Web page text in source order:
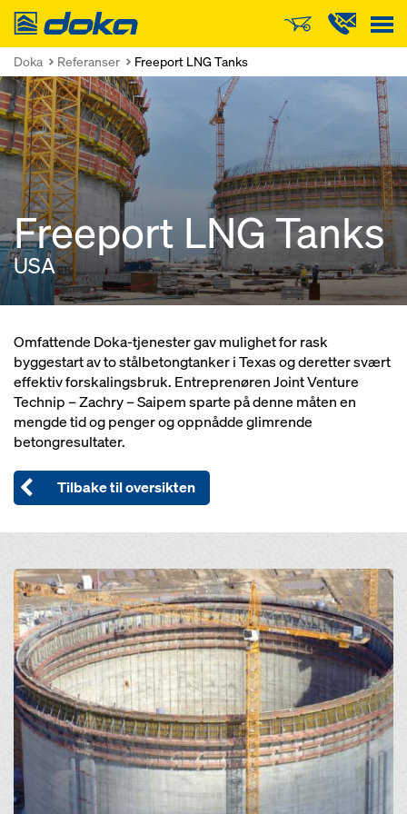
Doka
Doka Referanser Freeport LNG Tanks
Freeport LNG Tanks
USA
Omfattende Doka-tjenester gav mulighet for rask
byggestart av to stålbetongtanker i Texas og deretter svært
effektiv forskalingsbruk. Entreprenøren Joint Venture
Technip – Zachry – Saipem sparte på denne måten en
mengde tid og penger og oppnådde glimrende
betongresultater.
Tilbake til oversikten
Open